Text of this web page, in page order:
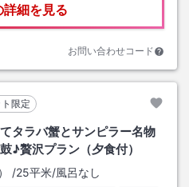
詳細を見る
お問い合わせコード
限定
タラバ蟹とサンピラー名物
♪贅沢プラン（夕食付）
/25平米/風呂なし